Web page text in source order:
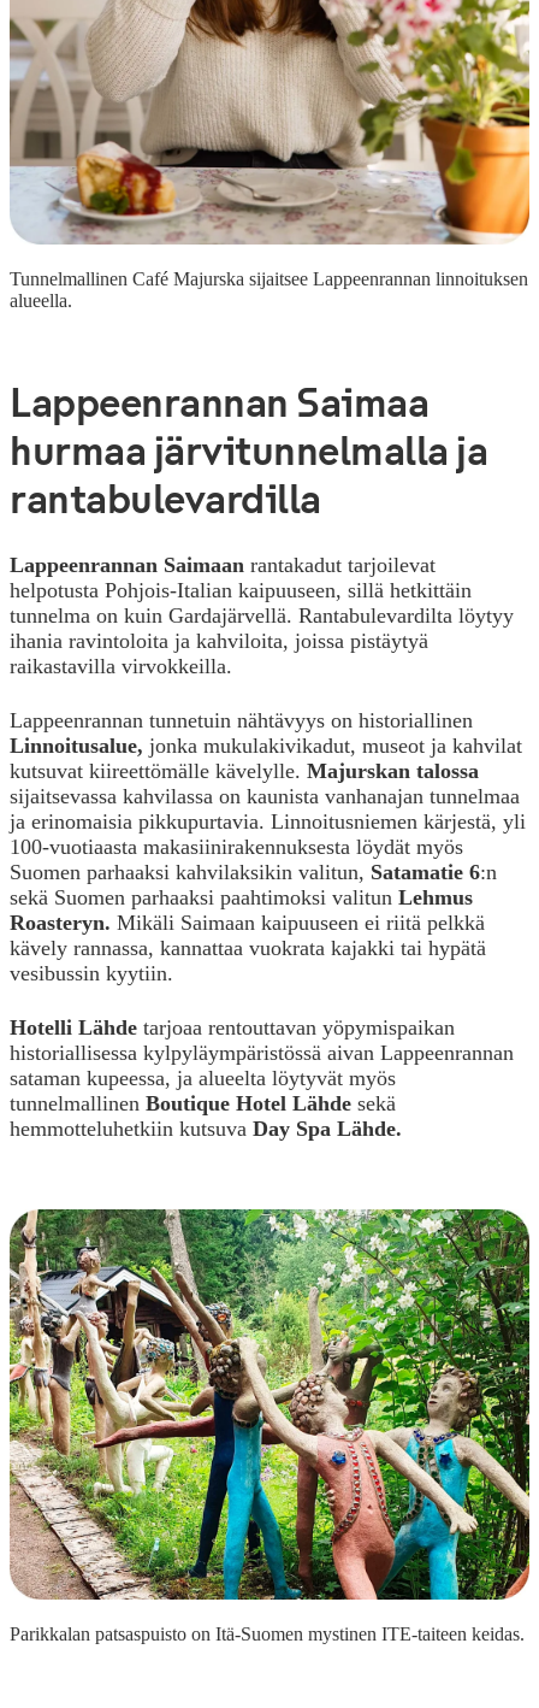
Tunnelmallinen Café Majurska sijaitsee Lappeenrannan linnoituksen
alueella.
Lappeenrannan Saimaa
hurmaa järvitunnelmalla ja
rantabulevardilla
Lappeenrannan Saimaan rantakadut tarjoilevat
helpotusta Pohjois-Italian kaipuuseen, sillä hetkittäin
tunnelma on kuin Gardajärvellä. Rantabulevardilta löytyy
ihania ravintoloita ja kahviloita, joissa pistäytyä
raikastavilla virvokkeilla.
Lappeenrannan tunnetuin nähtävyys on historiallinen
Linnoitusalue, jonka mukulakivikadut, museot ja kahvilat
kutsuvat kiireettömälle kävelylle. Majurskan talossa
sijaitsevassa kahvilassa on kaunista vanhanajan tunnelmaa
ja erinomaisia pikkupurtavia. Linnoitusniemen kärjestä, yli
100-vuotiaasta makasiinirakennuksesta löydät myös
Suomen parhaaksi kahvilaksikin valitun, Satamatie 6:n
sekä Suomen parhaaksi paahtimoksi valitun Lehmus
Roasteryn. Mikäli Saimaan kaipuuseen ei riitä pelkkä
kävely rannassa, kannattaa vuokrata kajakki tai hypätä
vesibussin kyytiin.
Hotelli Lähde tarjoaa rentouttavan yöpymispaikan
historiallisessa kylpyläympäristössä aivan Lappeenrannan
sataman kupeessa, ja alueelta löytyvät myös
tunnelmallinen Boutique Hotel Lähde sekä
hemmotteluhetkiin kutsuva Day Spa Lähde.
Parikkalan patsaspuisto on Itä-Suomen mystinen ITE-taiteen keidas.